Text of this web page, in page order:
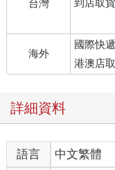
台灣
海外
國際快
港澳店取
詳細資料
語言 中文繁體